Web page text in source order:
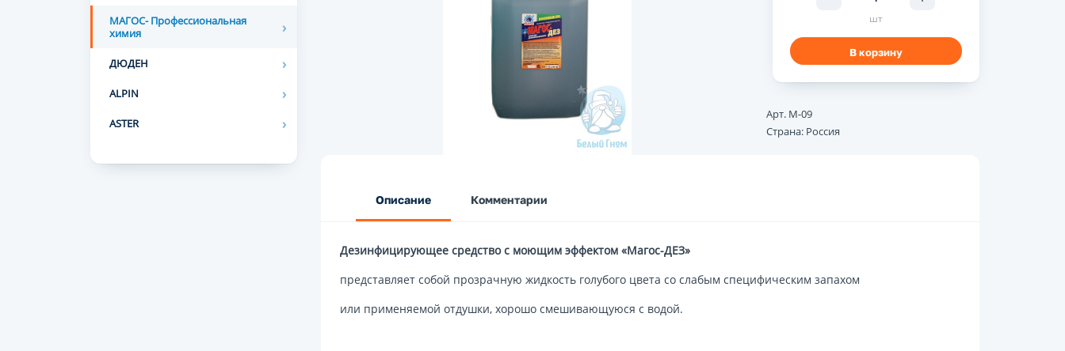
МАГОС- Профессиональная
химия
ДЮДЕН
ALPIN
ASTER
шт
В корзину
Арт. М-09
Страна: Россия
Описание Комментарии
Дезинфицирующее средство с моющим эффектом «Магос-ДЕЗ»
представляет собой прозрачную жидкость голубого цвета со слабым специфическим запахом
или применяемой отдушки, хорошо смешивающуюся с водой.